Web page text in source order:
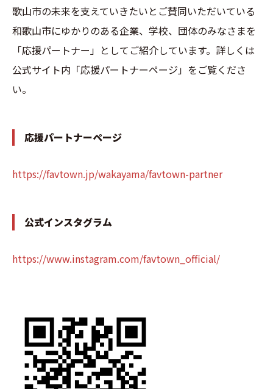
歌山市の未来を支えていきたいとご賛同いただいている
和歌山市にゆかりのある企業、学校、団体のみなさまを
「応援パートナー」としてご紹介しています。詳しくは
公式サイト内「応援パートナーページ」をご覧くださ
い。
応援パートナーページ
https://favtown.jp/wakayama/favtown-partner
公式インスタグラム
https://www.instagram.com/favtown_official/